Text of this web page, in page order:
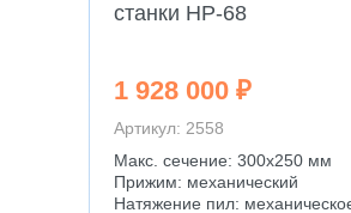
станки HP-68
1 928 000 ₽
Артикул: 2558
Макс. сечение: 300х250 мм
Прижим: механический
Натяжение пил: